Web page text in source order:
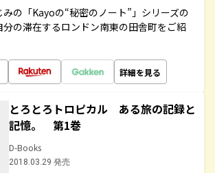
の「Kayoの“秘密のノート”」シリーズの
の滞在するロンドン南東の田舎町をご紹
詳細を見る
とろとろトロピカル ある旅の記録と
記憶。 第1巻
D-Books
2018.03.29 発売